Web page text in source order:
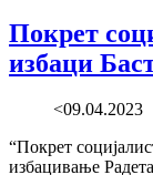
Покрет
избаци
<09.04.2023
“Покрет
избацивање